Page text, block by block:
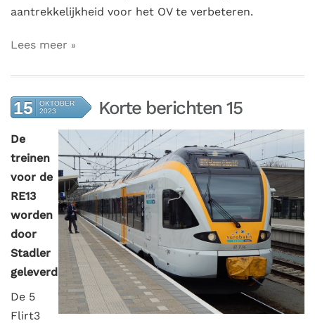
aantrekkelijkheid voor het OV te verbeteren.
Lees meer
15
OKTOBER
2023
Korte berichten 15
De
treinen
voor de
RE13
worden
door
Stadler
geleverd
De 5
Flirt3